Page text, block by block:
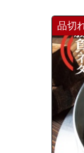
東
東
東
東
東
品切